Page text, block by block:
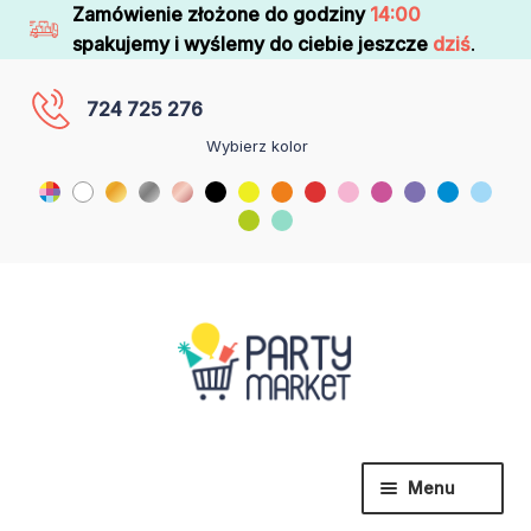
Zamówienie złożone do godziny 14:00
spakujemy i wyślemy do ciebie jeszcze dziś.
724 725 276
Wybierz kolor
Menu